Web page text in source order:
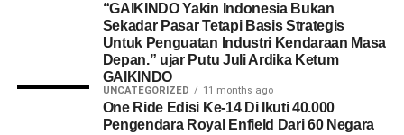
“GAIKINDO Yakin Indonesia Bukan
Sekadar Pasar Tetapi Basis Strategis
Untuk Penguatan Industri Kendaraan Masa
Depan.” ujar Putu Juli Ardika Ketum
GAIKINDO
UNCATEGORIZED 11 months ago
One Ride Edisi Ke-14 Di Ikuti 40.000
Pengendara Royal Enfield Dari 60 Negara